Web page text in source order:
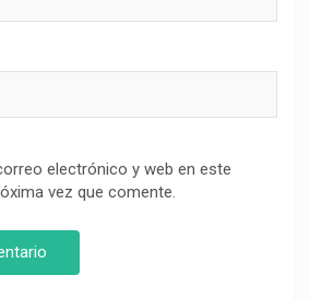
electrónico y web en este
vez que comente.